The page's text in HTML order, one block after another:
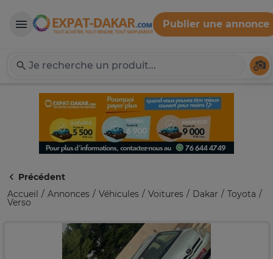
Expat-Dakar
Publier une annonce
Précédent
Accueil
Annonces Véhicules Voitures Dakar Toyota
Verso